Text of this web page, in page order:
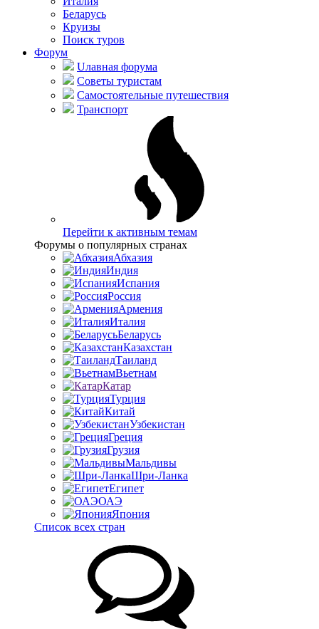
Беларусь
Круизы
Поиск туров
Форум
Uлавная форума
Советы туристам
Самостоятельные путешествия
Транспорт
Перейти к активным темам
Форумы о популярных странах
Абхазия
Индия
Испания
Россия
Армения
Италия
Беларусь
Казахстан
Таиланд
Вьетнам
Катар
Турция
Китай
Узбекистан
Греция
Грузия
Мальдивы
Шри-Ланка
Египет
ОАЭ
Япония
Список всех стран